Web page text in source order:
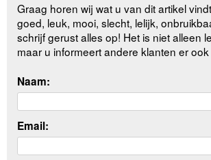
Graag horen wij wat u van dit artikel
goed, leuk, mooi, slecht, lelijk,
schrijf gerust alles op! Het is niet alleen
maar u informeert andere klanten er
Naam:
Email: